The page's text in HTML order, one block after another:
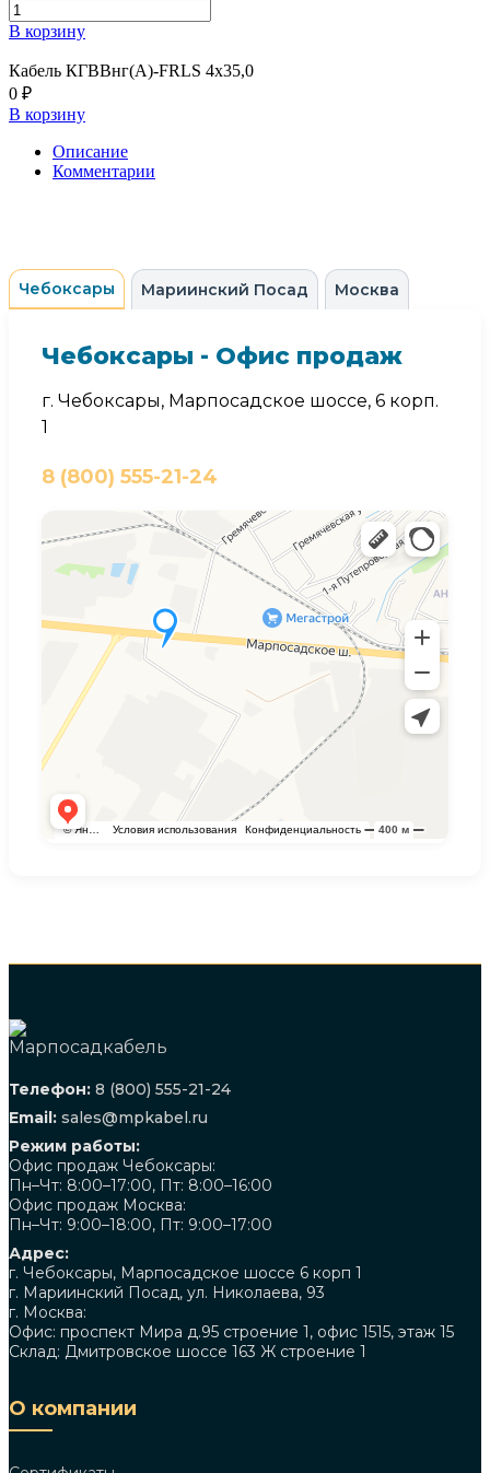
В корзину
Кабель КГВВнг(А)-FRLS 4х35,0
0 ₽
В корзину
Описание
Комментарии
Чебоксары Мариинский Посад Москва
Чебоксары - Офис продаж
г. Чебоксары, Марпосадское шоссе, 6 корп.
1
8 (800) 555-21-24
Телефон: 8 (800) 555-21-24
Email: sales@mpkabel.ru
Режим работы:
Офис продаж Чебоксары:
Пн–Чт: 8:00–17:00, Пт: 8:00–16:00
Офис продаж Москва:
Пн–Чт: 9:00–18:00, Пт: 9:00–17:00
Адрес:
г. Чебоксары, Марпосадское шоссе 6 корп 1
г. Мариинский Посад, ул. Николаева, 93
г. Москва:
Офис: проспект Мира д.95 строение 1, офис 1515, этаж 15
Склад: Дмитровское шоссе 163 Ж строение 1
О компании